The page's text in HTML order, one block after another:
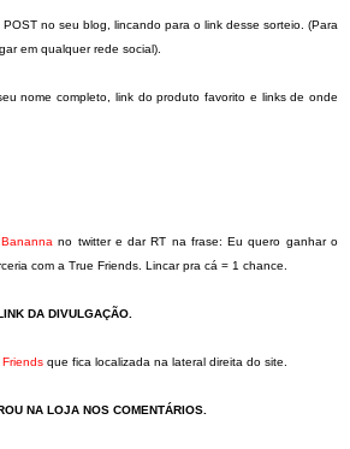
no seu blog, lincando para o link desse sorteio. (Para
em qualquer rede social).
nome completo, link do produto favorito e links de onde
no twitter e dar RT na frase: Eu quero ganhar o
com a True Friends. Lincar pra cá = 1 chance.
DA DIVULGAÇÃO.
Friends que fica localizada na lateral direita do site.
NA LOJA NOS COMENTÁRIOS.